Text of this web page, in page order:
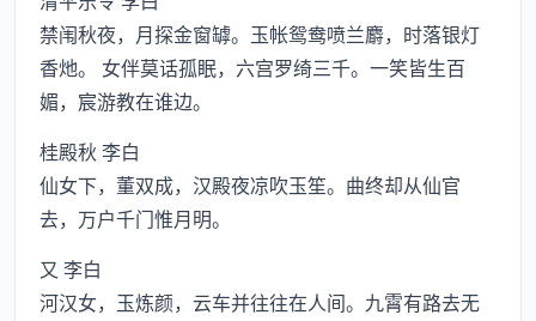
禁闱秋夜，月探金窗罅。玉帐鸳鸯喷兰麝，时落银灯
香灺。 女伴莫话孤眠，六宫罗绮三千。一笑皆生百
媚，宸游教在谁边。
桂殿秋 李白
仙女下，董双成，汉殿夜凉吹玉笙。曲终却从仙官
去，万户千门惟月明。
又 李白
河汉女，玉炼颜，云车并往往在人间。九霄有路去无